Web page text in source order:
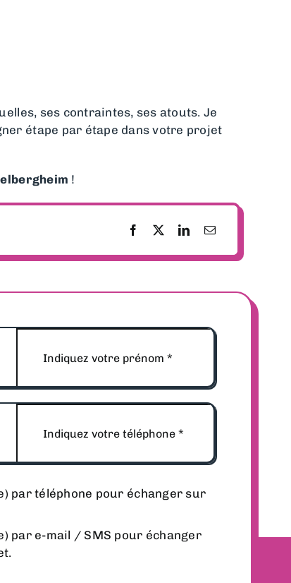
ses contraintes, ses atouts. Je
étape par étape dans votre projet
!
par téléphone pour échanger sur
par e-mail / SMS pour échanger